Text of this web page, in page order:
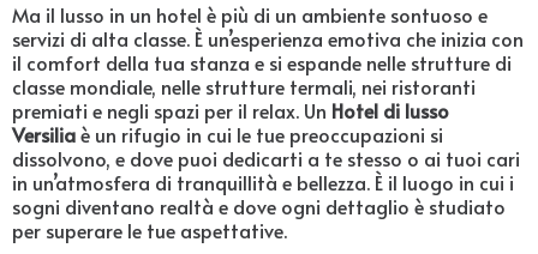
Ma il lusso in un hotel è più di un ambiente sontuoso e
servizi di alta classe. È un’esperienza emotiva che inizia con
il comfort della tua stanza e si espande nelle strutture di
classe mondiale, nelle strutture termali, nei ristoranti
premiati e negli spazi per il relax. Un Hotel di lusso
Versiliaè un rifugio in cui le tue preoccupazioni si
dissolvono, e dove puoi dedicarti a te stesso o ai tuoi cari
in un’atmosfera di tranquillità e bellezza. È il luogo in cui i
sogni diventano realtà e dove ogni dettaglio è studiato
per superare le tue aspettative.